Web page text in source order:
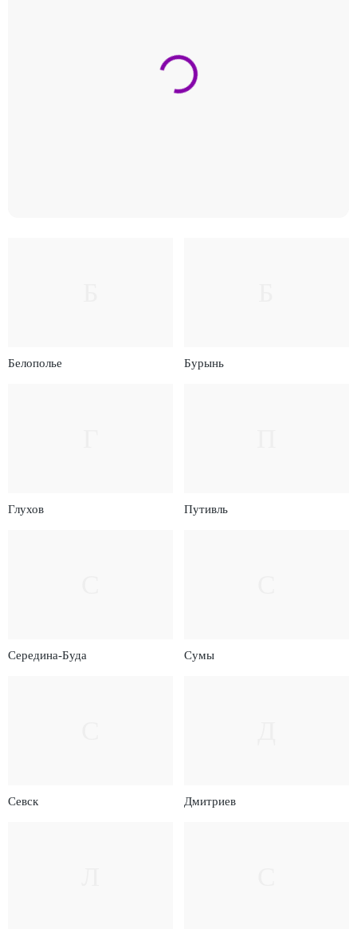
Белополье Бурынь
Глухов Путивль
Середина-Буда Сумы
Севск Дмитриев